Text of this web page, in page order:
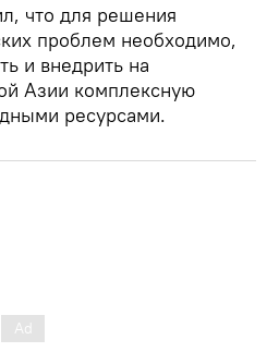
что для решения
проблем необходимо,
и внедрить на
Азии комплексную
ресурсами.